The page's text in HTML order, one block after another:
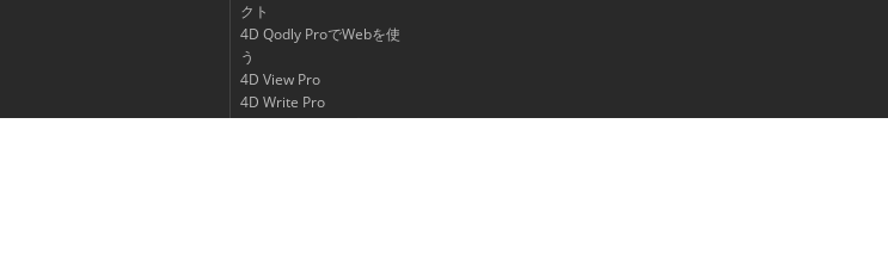
クト
4D Qodly ProでWebを使
う
4D View Pro
4D Write Pro
4Dでモバイルアプリを開